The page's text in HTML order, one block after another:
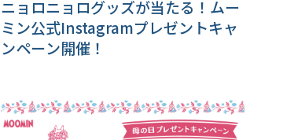
ニョロニョログッズが当たる！ムー
ミン公式Instagramプレゼントキャ
ンペーン開催！